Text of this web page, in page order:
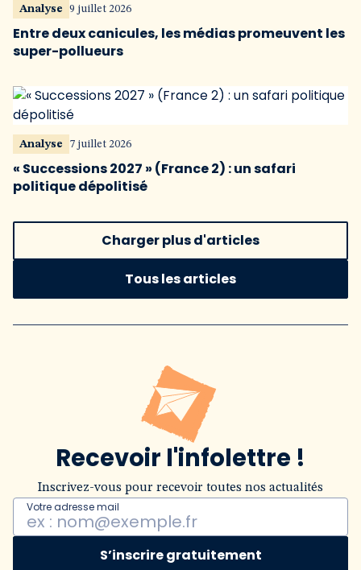
Analyse 9 juillet 2026
Entre deux canicules, les médias promeuvent les
super-pollueurs
Analyse 7 juillet 2026
« Successions 2027 » (France 2) : un safari
politique dépolitisé
Charger plus d'articles
Tous les articles
Recevoir l'infolettre !
Inscrivez-vous pour recevoir toutes nos actualités
Votre adresse mail
S’inscrire gratuitement